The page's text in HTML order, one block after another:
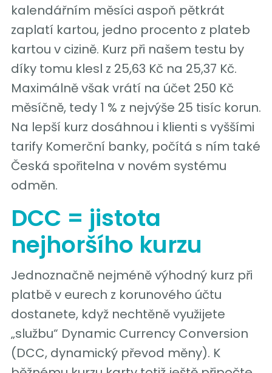
kalendářním měsíci aspoň pětkrát
zaplatí kartou, jedno procento z plateb
kartou v cizině. Kurz při našem testu by
díky tomu klesl z 25,63 Kč na 25,37 Kč.
Maximálně však vrátí na účet 250 Kč
měsíčně, tedy 1 % z nejvýše 25 tisíc korun.
Na lepší kurz dosáhnou i klienti s vyššími
tarify Komerční banky, počítá s ním také
Česká spořitelna v novém systému
odměn.
DCC = jistota
nejhoršího kurzu
Jednoznačně nejméně výhodný kurz při
platbě v eurech z korunového účtu
dostanete, když nechtěně využijete
„službu“ Dynamic Currency Conversion
(DCC, dynamický převod měny). K